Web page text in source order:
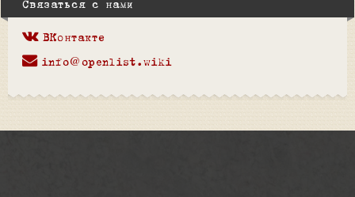
Связаться с нами
ВКонтакте
info@openlist.wiki